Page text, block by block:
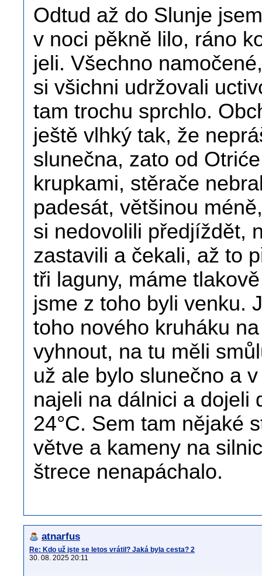
Odtud až do Slunje
v noci pěkně lilo, ráno
jeli. Všechno
si všichni udržovali
tam trochu sprchlo.
ještě vlhký tak, že
slunečna, zato od
krupkami, stěrače
padesát, většinou
si nedovolili předjíždět,
zastavili a čekali, až to
tři laguny, máme
jsme z toho byli venku.
toho nového kruháku
vyhnout, na tu měli
už ale bylo slunečno a
najeli na dálnici a dojeli
24°C. Sem tam nějaké
větve a kameny na
štrece nenapáchalo.
atnarfus
Re: Kdo už jste se letos vrátil? Jaká byla cesta? 2
30. 08. 2025 20:11